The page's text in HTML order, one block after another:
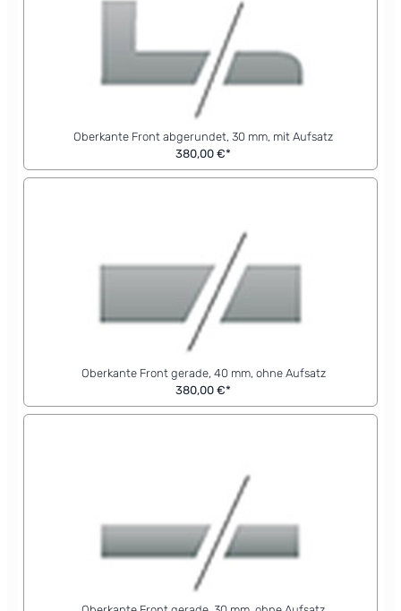
Oberkante Front abgerundet, 30 mm, mit Aufsatz
380,00 €*
Oberkante Front gerade, 40 mm, ohne Aufsatz
380,00 €*